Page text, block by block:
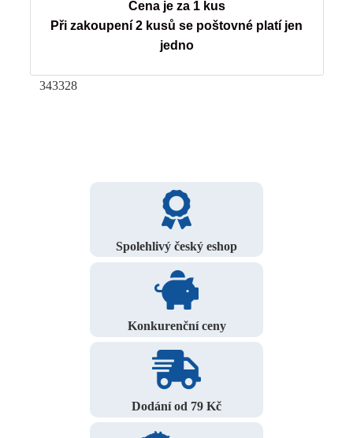
Cena je za 1 kus
Při zakoupení 2 kusů se poštovné platí jen
jedno
343328
Spolehlivý český eshop
Konkurenční ceny
Dodání od 79 Kč